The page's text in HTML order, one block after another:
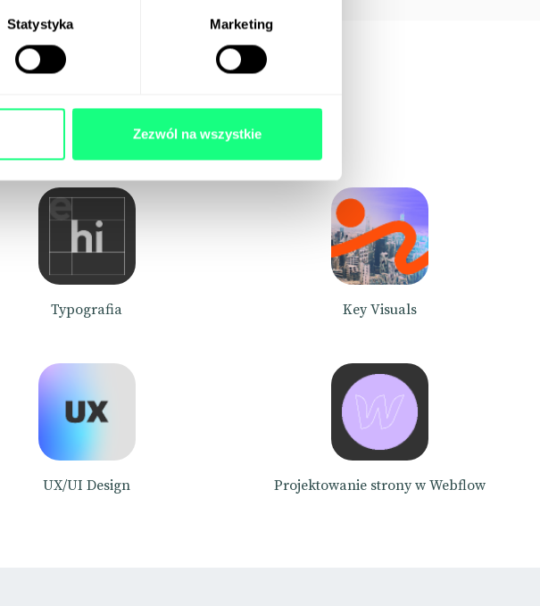
Statystyka Marketing
Zezwól na wszystkie
Typografia Key Visuals
UX/UI Design Projektowanie strony w Webflow